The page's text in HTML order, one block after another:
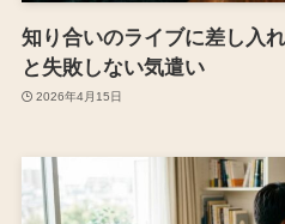
知り合いのライブに差し入
と失敗しない気遣い
2026年4月15日